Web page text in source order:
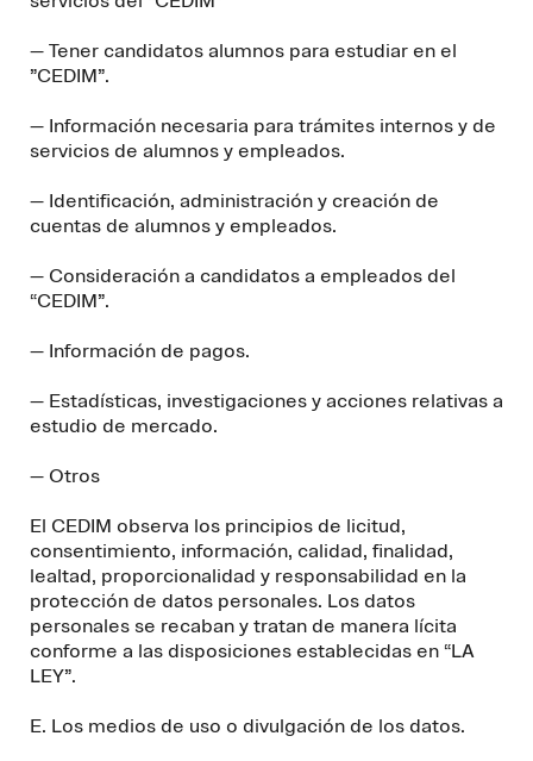
— Tener candidatos alumnos para estudiar en el
”CEDIM”.
— Información necesaria para trámites internos y de
servicios de alumnos y empleados.
— Identificación, administración y creación de
cuentas de alumnos y empleados.
— Consideración a candidatos a empleados del
“CEDIM”.
— Información de pagos.
— Estadísticas, investigaciones y acciones relativas a
estudio de mercado.
— Otros
El CEDIM observa los principios de licitud,
consentimiento, información, calidad, finalidad,
lealtad, proporcionalidad y responsabilidad en la
protección de datos personales. Los datos
personales se recaban y tratan de manera lícita
conforme a las disposiciones establecidas en “LA
LEY”.
E. Los medios de uso o divulgación de los datos.